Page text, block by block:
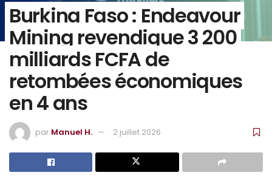
Burkina Faso : Endeavour
Mining revendique 3 200
milliards FCFA de
retombées économiques
en 4 ans
par Manuel H. 2 juillet 2026